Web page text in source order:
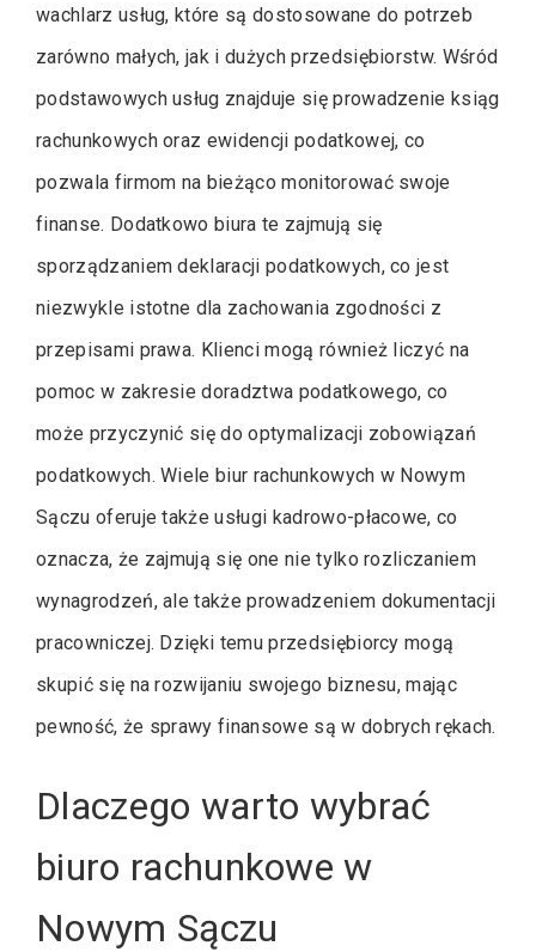
wachlarz usług, które są dostosowane do potrzeb
zarówno małych, jak i dużych przedsiębiorstw. Wśród
podstawowych usług znajduje się prowadzenie ksiąg
rachunkowych oraz ewidencji podatkowej, co
pozwala firmom na bieżąco monitorować swoje
finanse. Dodatkowo biura te zajmują się
sporządzaniem deklaracji podatkowych, co jest
niezwykle istotne dla zachowania zgodności z
przepisami prawa. Klienci mogą również liczyć na
pomoc w zakresie doradztwa podatkowego, co
może przyczynić się do optymalizacji zobowiązań
podatkowych. Wiele biur rachunkowych w Nowym
Sączu oferuje także usługi kadrowo-płacowe, co
oznacza, że zajmują się one nie tylko rozliczaniem
wynagrodzeń, ale także prowadzeniem dokumentacji
pracowniczej. Dzięki temu przedsiębiorcy mogą
skupić się na rozwijaniu swojego biznesu, mając
pewność, że sprawy finansowe są w dobrych rękach.
Dlaczego warto wybrać
biuro rachunkowe w
Nowym Sączu